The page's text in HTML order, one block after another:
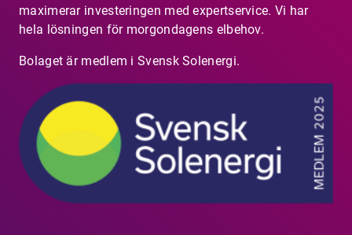
maximerar investeringen med expertservice. Vi har
hela lösningen för morgondagens elbehov.
Bolaget är medlem i Svensk Solenergi.